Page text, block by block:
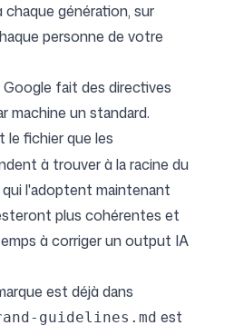
génération, sur
personne de votre
fait des directives
machine un standard.
le fichier que les
à trouver à la racine du
l'adoptent maintenant
plus cohérentes et
à corriger un output IA
est déjà dans
guidelines.md est